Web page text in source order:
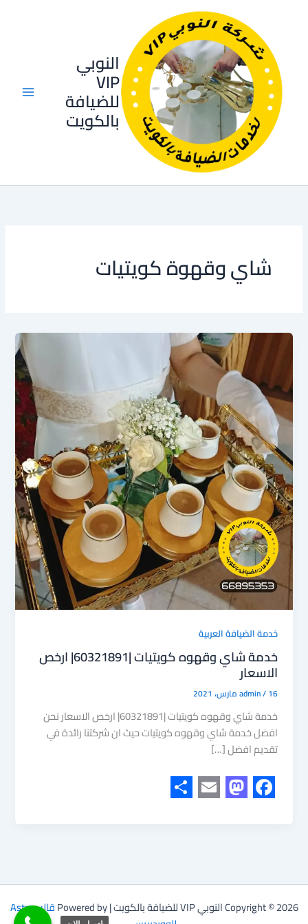
النوبي
VIP
للضيافة
بالكويت
شاي وقهوة كويتيات
خدمة الضيافة العربية
خدمة شاي وقهوه كويتيات |60321891| ارخص
الاسعار
admin/16 مارس، 2021
خدمة شاي وقهوه كويتيات |60321891| ارخص الاسعار نحن
افضل خدمة شاي وقهوه كويتيات حيث ان شركتنا رائدة في
تقديم افضل […]
F
e
b
M
t
o
E
i
l
S
r
e Copyright © 2026 النوبي VIP للضيافة بالكويت | Powered by
قالب Astra